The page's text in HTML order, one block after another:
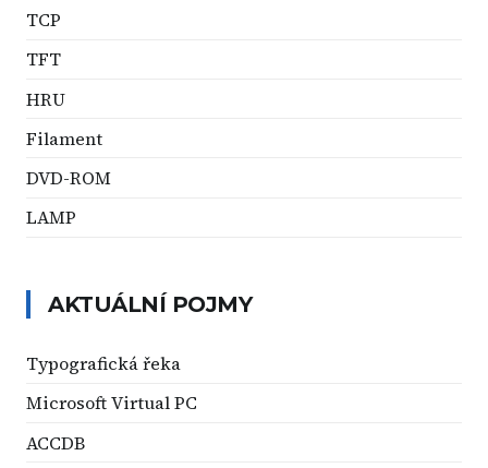
TCP
TFT
HRU
Filament
DVD-ROM
LAMP
AKTUÁLNÍ POJMY
Typografická řeka
Microsoft Virtual PC
ACCDB